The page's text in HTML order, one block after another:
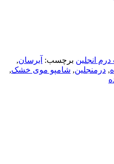
انجلین برچسب: آبرسان,
, درمنجلین, شامپو موی خشک,